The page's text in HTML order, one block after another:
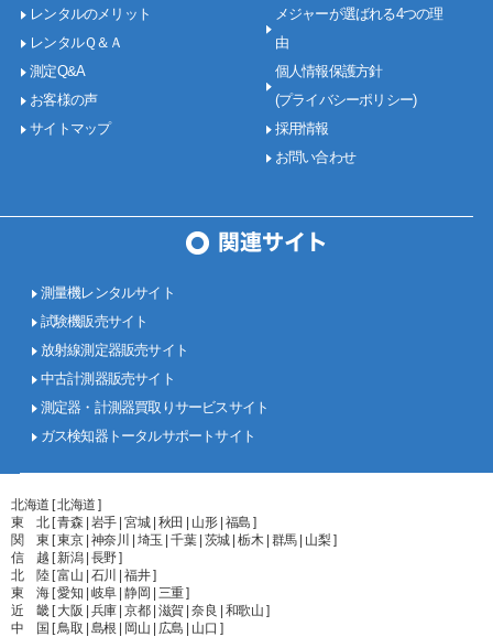
レンタルのメリット
レンタルＱ＆Ａ
測定Q&A
お客様の声
サイトマップ
メジャーが選ばれる4つの理
由
個人情報保護方針
(プライバシーポリシー)
採用情報
お問い合わせ
測量機レンタルサイト
試験機販売サイト
放射線測定器販売サイト
中古計測器販売サイト
測定器・計測器買取りサービスサイト
ガス検知器トータルサポートサイト
北海道 [ 北海道 ]
東 北 [ 青森 | 岩手 | 宮城 | 秋田 | 山形 | 福島 ]
関 東 [ 東京 | 神奈川 | 埼玉 | 千葉 | 茨城 | 栃木 | 群馬 | 山梨 ]
信 越 [ 新潟 | 長野 ]
北 陸 [ 富山 | 石川 | 福井 ]
東 海 [ 愛知 | 岐阜 | 静岡 | 三重 ]
近 畿 [ 大阪 | 兵庫 | 京都 | 滋賀 | 奈良 | 和歌山 ]
中 国 [ 鳥取 | 島根 | 岡山 | 広島 | 山口 ]